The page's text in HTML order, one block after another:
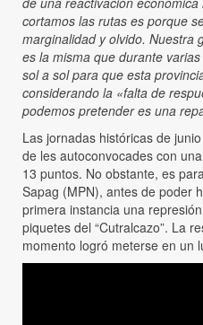
cortamos las rutas es porque
marginalidad y olvido. Nuestra
es la misma que durante
sol a sol para que esta
considerando la «falta de
podemos pretender es una
Las jornadas históricas de
de les autoconvocades con
13 puntos. No obstante, es
Sapag (MPN), antes de poder
primera instancia una
piquetes del “Cutralcazo”. La
momento logró meterse en un